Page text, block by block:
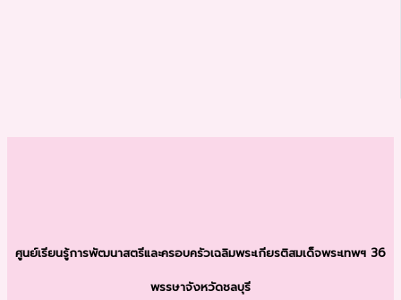
ศูนย์เรียนรู้การพัฒนาสตรีและครอบครัวเฉลิมพระเกียรติสมเด็จพระเทพฯ 36
พรรษาจังหวัดชลบุรี